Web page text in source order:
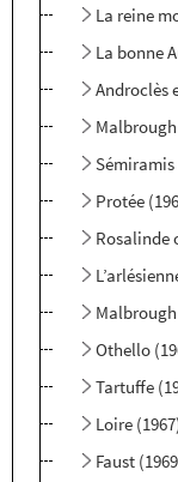
La reine
La bonne
Androclès
Malbrough
Sémiramis
Protée
Rosalinde
Malbrough
Othello
Tartuffe
Loire
Faust